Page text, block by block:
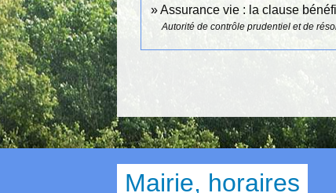
Assurance vie : la clause
Autorité de contrôle prudentiel et de
Mairie, horaires